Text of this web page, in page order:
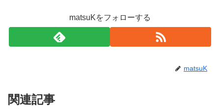
matsuKをフォローする
matsuK
関連記事